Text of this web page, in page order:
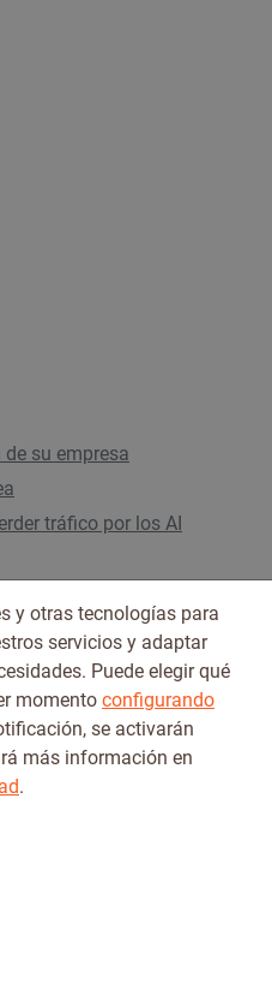
su empresa
tráfico por los AI
derechos reservados
y otras tecnologías para
servicios y adaptar
Puede elegir qué
momento configurando
se activarán
más información en
.